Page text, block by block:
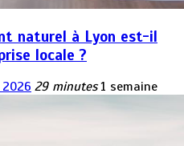
naturel à Lyon est-il
locale ?
29 minutes 1 semaine